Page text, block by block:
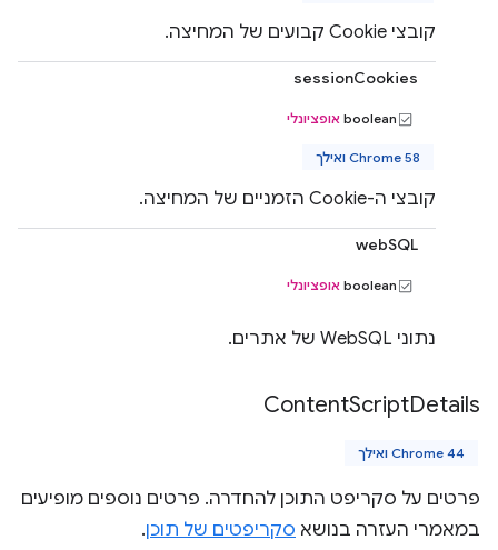
קובצי Cookie קבועים של המחיצה.
sessionCookies
boolean אופציונלי
Chrome 58 ואילך
קובצי ה-Cookie הזמניים של המחיצה.
webSQL
boolean אופציונלי
נתוני WebSQL של אתרים.
ContentScriptDetails
Chrome 44 ואילך
פרטים על סקריפט התוכן להחדרה. פרטים נוספים מופיעים
במאמרי העזרה בנושא סקריפטים של תוכן.